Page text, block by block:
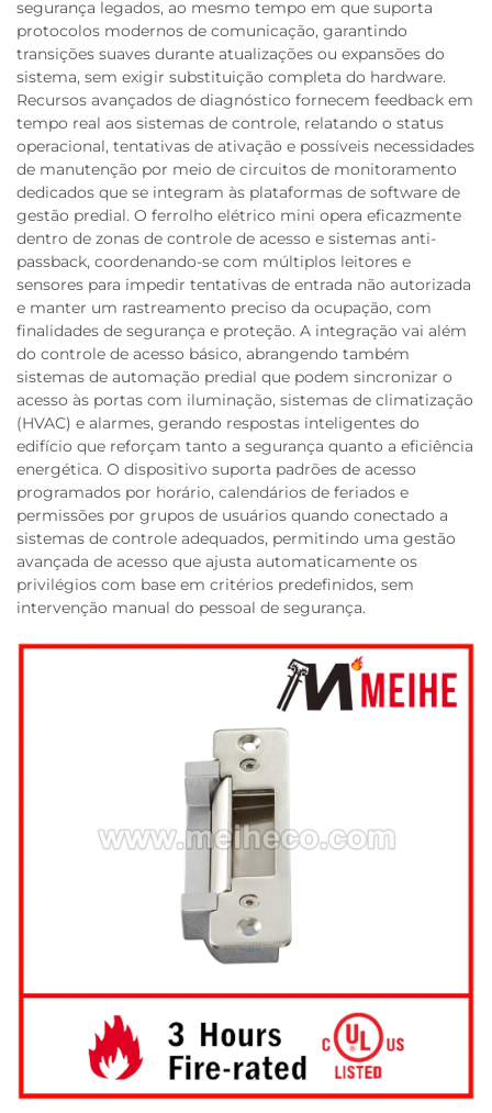
segurança legados, ao mesmo tempo em que suporta
protocolos modernos de comunicação, garantindo
transições suaves durante atualizações ou expansões do
sistema, sem exigir substituição completa do hardware.
Recursos avançados de diagnóstico fornecem feedback em
tempo real aos sistemas de controle, relatando o status
operacional, tentativas de ativação e possíveis necessidades
de manutenção por meio de circuitos de monitoramento
dedicados que se integram às plataformas de software de
gestão predial. O ferrolho elétrico mini opera eficazmente
dentro de zonas de controle de acesso e sistemas anti-
passback, coordenando-se com múltiplos leitores e
sensores para impedir tentativas de entrada não autorizada
e manter um rastreamento preciso da ocupação, com
finalidades de segurança e proteção. A integração vai além
do controle de acesso básico, abrangendo também
sistemas de automação predial que podem sincronizar o
acesso às portas com iluminação, sistemas de climatização
(HVAC) e alarmes, gerando respostas inteligentes do
edifício que reforçam tanto a segurança quanto a eficiência
energética. O dispositivo suporta padrões de acesso
programados por horário, calendários de feriados e
permissões por grupos de usuários quando conectado a
sistemas de controle adequados, permitindo uma gestão
avançada de acesso que ajusta automaticamente os
privilégios com base em critérios predefinidos, sem
intervenção manual do pessoal de segurança.